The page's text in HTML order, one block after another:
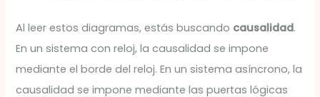
Al leer estos diagramas, estás buscando causalidad.
En un sistema con reloj, la causalidad se impone
mediante el borde del reloj. En un sistema asíncrono, la
causalidad se impone mediante las puertas lógicas